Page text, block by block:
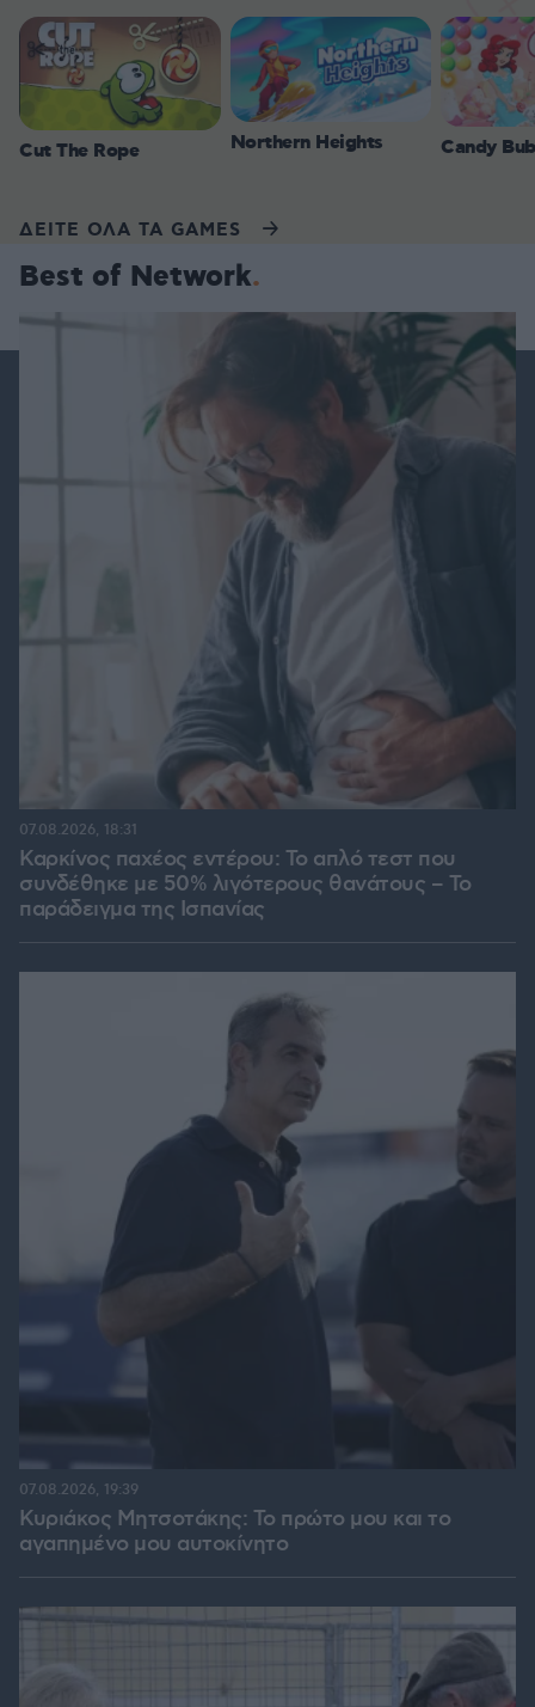
Cut The Rope Northern Heights Candy
ΔΕΙΤΕ ΟΛΑ ΤΑ GAMES
Best of Network
Καρκίνος παχέος εντέρου: Το απλό τεστ που
συνδέθηκε με 50% λιγότερους θανάτους – Το
παράδειγμα της Ισπανίας
07.08.2026, 18:31
Κυριάκος Μητσοτάκης: Το πρώτο μου και το
αγαπημένο μου αυτοκίνητο
07.08.2026, 19:39